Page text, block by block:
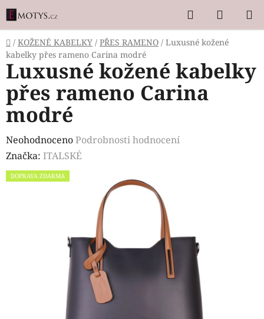
Přejít
na
obsah
Hledat
KOŠÍK
Domů
/ KOŽENÉ KABELKY / PŘES RAMENO / Luxusné kožené
kabelky přes rameno Carina modré
Luxusné kožené kabelky
přes rameno Carina
modré
Průměrné
hodnocení
produktu
NeohodnocenoPodrobnosti hodnocení
Značka: ITALSKÉ
DOPRAVA ZDARMA